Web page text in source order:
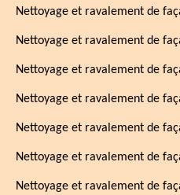
Nettoyage et ravalement de
Nettoyage et ravalement de
Nettoyage et ravalement de
Nettoyage et ravalement de
Nettoyage et ravalement de
Nettoyage et ravalement de
Nettoyage et ravalement de